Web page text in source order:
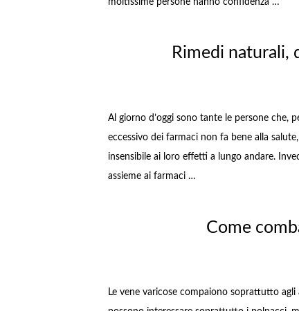
moltissime persone hanno confidenza …
Rimedi naturali,
Al giorno d’oggi sono tante le persone che,
eccessivo dei farmaci non fa bene alla
insensibile ai loro effetti a lungo andare.
assieme ai farmaci …
Come
Le vene varicose compaiono soprattutto